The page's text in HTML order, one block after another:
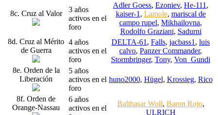
8c. Cruz al Valor
3 años
activos en el
foro
Adler Goess, Ezoniev, He-111 ,
kaiser-1 , Lamole, mariscal de
campo rupel, Mikhailovna,
Rodolfo Graziani, Sadurni
8d. Cruz al Mérito
de Guerra
4 años
activos en el
foro
DELTA-61 , Falls, jacbass1 , luis
calvo, Panzer Commander,
Stormbringer, Tony, Von_Gundi
8e. Orden de la
Liberación
5 años
activos en el
foro
huno2000, Hügel, Krossieg, Rico
8f. Orden de
Orange-Nassau
6 años
activos en el
Balthasar Woll, Baron Rojo,
ULRICH